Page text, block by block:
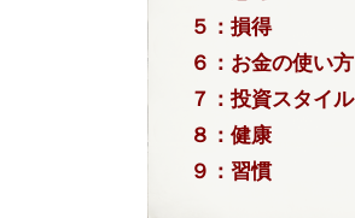
５：損得
６：お金の使い方
７：投資スタイル
８：健康
９：習慣